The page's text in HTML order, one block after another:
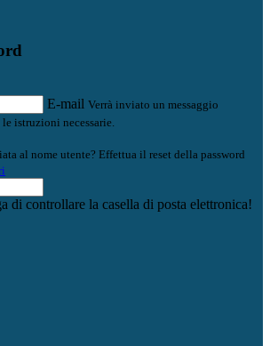
E-mail Verrà inviato un messaggio
istruzioni necessarie.
al nome utente? Effettua il reset della password
di controllare la casella di posta elettronica!